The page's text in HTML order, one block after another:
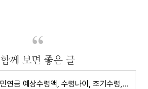
함께 보면 좋은 글
국민연금 예상수령액, 수령나이, 조기수령, 납부액 조회